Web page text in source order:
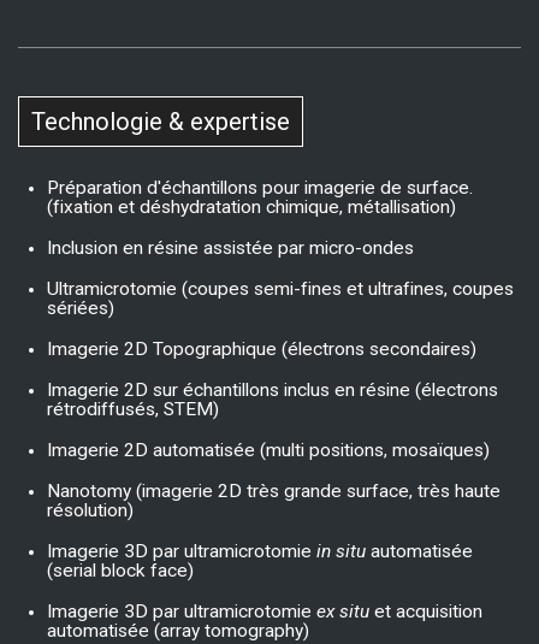
Technologie & expertise
Préparation d'échantillons pour imagerie de surface.
(fixation et déshydratation chimique, métallisation)
Inclusion en résine assistée par micro-ondes
Ultramicrotomie (coupes semi-fines et ultrafines, coupes
sériées)
Imagerie 2D Topographique (électrons secondaires)
Imagerie 2D sur échantillons inclus en résine (électrons
rétrodiffusés, STEM)
Imagerie 2D automatisée (multi positions, mosaïques)
Nanotomy (imagerie 2D très grande surface, très haute
résolution)
Imagerie 3D par ultramicrotomie in situautomatisée
(serial block face)
Imagerie 3D par ultramicrotomie ex situet acquisition
automatisée (array tomography)